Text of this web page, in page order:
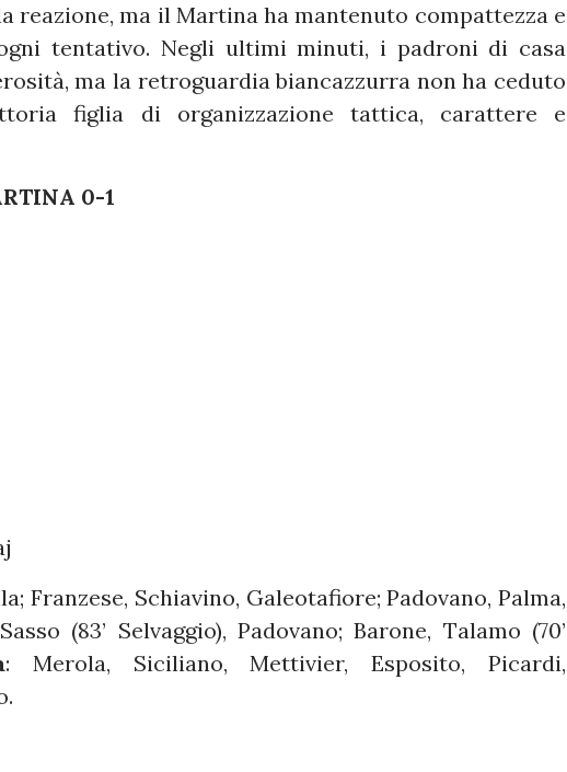
reazione, ma il Martina ha mantenuto compattezza e
tentativo. Negli ultimi minuti, i padroni di casa
ma la retroguardia biancazzurra non ha ceduto
figlia di organizzazione tattica, carattere e
0-1
Franzese, Schiavino, Galeotafiore; Padovano, Palma,
(83’ Selvaggio), Padovano; Barone, Talamo (70’
: Merola, Siciliano, Mettivier, Esposito, Picardi,